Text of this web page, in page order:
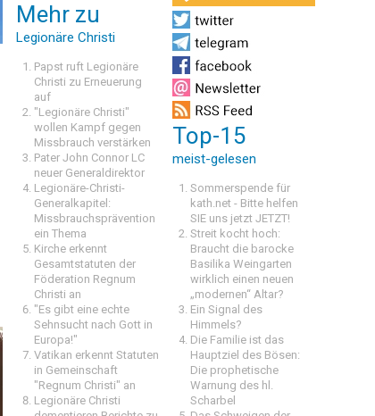
Mehr zu
Legionäre Christi
Papst ruft Legionäre
Christi zu Erneuerung
auf
"Legionäre Christi"
wollen Kampf gegen
Missbrauch verstärken
Pater John Connor LC
neuer Generaldirektor
Legionäre-Christi-
Generalkapitel:
Missbrauchsprävention
ein Thema
Kirche erkennt
Gesamtstatuten der
Föderation Regnum
Christi an
"Es gibt eine echte
Sehnsucht nach Gott in
Europa!"
Vatikan erkennt Statuten
in Gemeinschaft
"Regnum Christi" an
Legionäre Christi
Top-15
meist-gelesen
Sommerspende für
kath.net - Bitte helfen
SIE uns jetzt JETZT!
Streit kocht hoch:
Braucht die barocke
Basilika Weingarten
wirklich einen neuen
„modernen“ Altar?
Ein Signal des
Himmels?
Die Familie ist das
Hauptziel des Bösen:
Die prophetische
Warnung des hl.
Scharbel